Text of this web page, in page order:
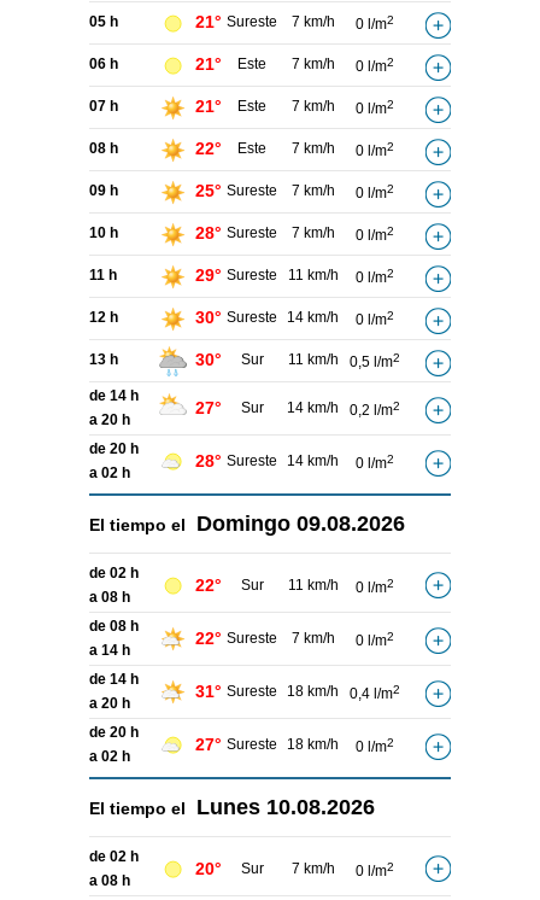
05 h 21° Sureste 7 km/h 0 l/m2
06 h 21° Este 7 km/h 0 l/m2
07 h 21° Este 7 km/h 0 l/m2
08 h 22° Este 7 km/h 0 l/m2
09 h 25° Sureste 7 km/h 0 l/m2
10 h 28° Sureste 7 km/h 0 l/m2
11 h 29° Sureste 11 km/h 0 l/m2
12 h 30° Sureste 14 km/h 0 l/m2
13 h 30° Sur 11 km/h 0,5 l/m2
de 14 h
a 20 h
27° Sur 14 km/h 0,2 l/m2
de 20 h
a 02 h
28° Sureste 14 km/h 0 l/m2
El tiempo el Domingo 09.08.2026
de 02 h
a 08 h
22° Sur 11 km/h 0 l/m2
de 08 h
a 14 h
22° Sureste 7 km/h 0 l/m2
de 14 h
a 20 h
31° Sureste 18 km/h 0,4 l/m2
de 20 h
a 02 h
27° Sureste 18 km/h 0 l/m2
El tiempo el Lunes 10.08.2026
de 02 h
a 08 h
20° Sur 7 km/h 0 l/m2